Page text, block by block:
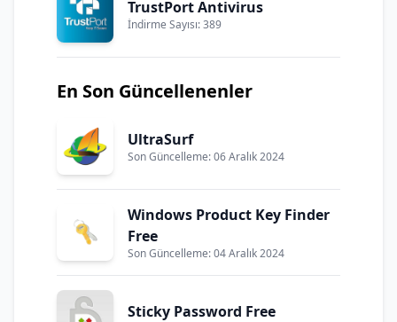
TrustPort Antivirus
İndirme Sayısı: 389
En Son Güncellenenler
UltraSurf
Son Güncelleme: 06 Aralık 2024
Windows Product Key Finder
Free
Son Güncelleme: 04 Aralık 2024
Sticky Password Free